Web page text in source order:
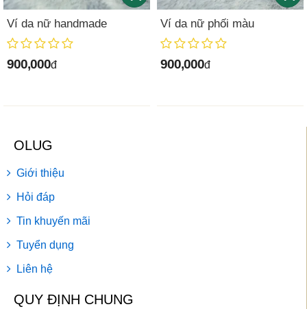
Ví da nữ handmade
900,000đ
Ví da nữ phối màu
900,000đ
OLUG
Giới thiệu
Hỏi đáp
Tin khuyến mãi
Tuyển dụng
Liên hệ
QUY ĐỊNH CHUNG